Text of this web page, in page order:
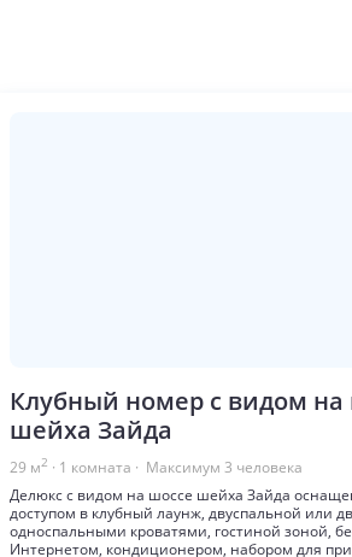
Клубный номер с видом на
шейха Зайда
29 м2 · 1 комната · Максимум 3 человека
Делюкс с видом на шоссе шейха Зайда
доступом в клубный лаунж, двуспальной или
односпальными кроватями, гостиной зоной,
Интернетом, кондиционером, набором для